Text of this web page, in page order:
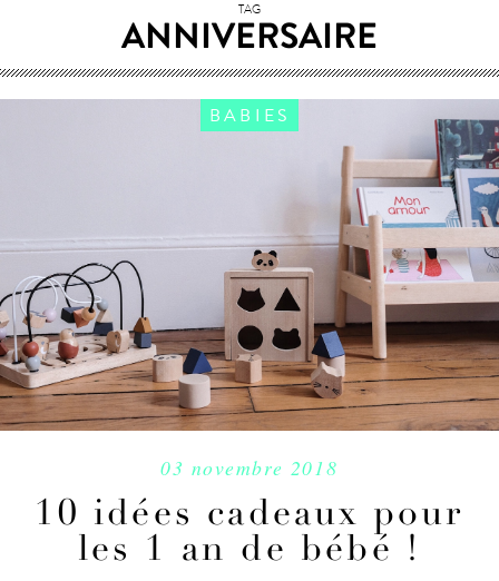
TAG
ANNIVERSAIRE
BABIES
03 novembre 2018
10 idées cadeaux pour
les 1 an de bébé !